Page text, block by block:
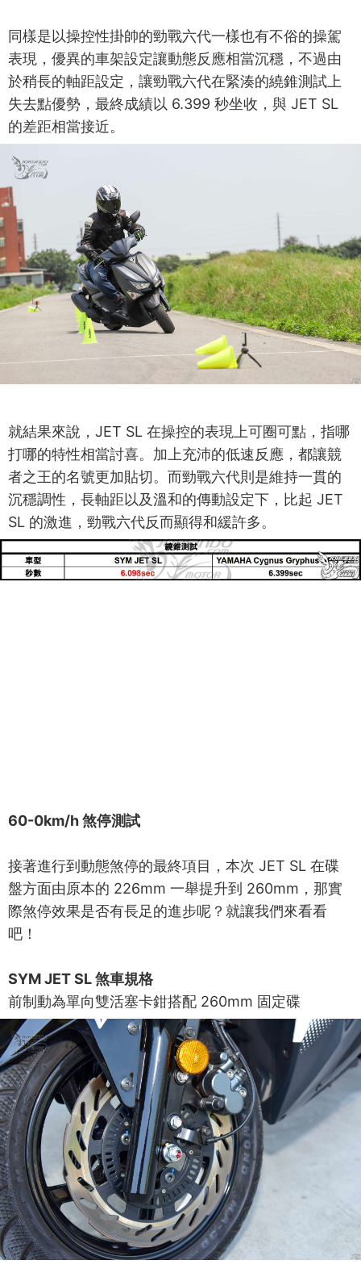
同樣是以操控性掛帥的勁戰六代一樣也有不俗的操駕
表現，優異的車架設定讓動態反應相當沉穩，不過由
於稍長的軸距設定，讓勁戰六代在緊湊的繞錐測試上
失去點優勢，最終成績以 6.399 秒坐收，與 JET SL
的差距相當接近。
就結果來說，JET SL 在操控的表現上可圈可點，指哪
打哪的特性相當討喜。加上充沛的低速反應，都讓競
者之王的名號更加貼切。而勁戰六代則是維持一貫的
沉穩調性，長軸距以及溫和的傳動設定下，比起 JET
SL 的激進，勁戰六代反而顯得和緩許多。
60-0km/h 煞停測試
接著進行到動態煞停的最終項目，本次 JET SL 在碟
盤方面由原本的 226mm 一舉提升到 260mm，那實
際煞停效果是否有長足的進步呢？就讓我們來看看
吧！
SYM JET SL 煞車規格
前制動為單向雙活塞卡鉗搭配 260mm 固定碟